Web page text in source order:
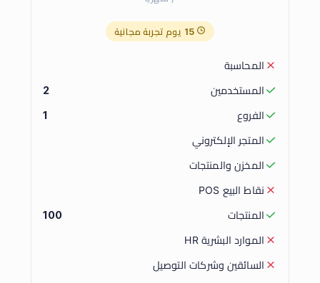
15 يوم تجربة مجانية
المحاسبة
المستخدمين 2
الفروع 1
المتجر الإلكتروني
المخزن والمنتجات
نقاط البيع POS
المنتجات 100
الموارد البشرية HR
السائقين وشركات التوصيل